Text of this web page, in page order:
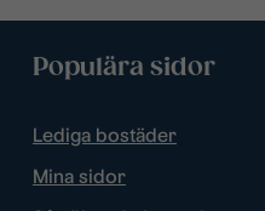
Populära sidor
Lediga bostäder
Mina sidor